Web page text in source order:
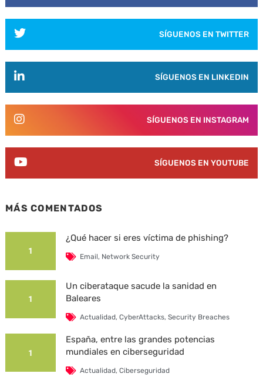
SÍGUENOS EN TWITTER
SÍGUENOS EN LINKEDIN
SÍGUENOS EN INSTAGRAM
SÍGUENOS EN YOUTUBE
MÁS COMENTADOS
1
¿Qué hacer si eres víctima de phishing?
Email, Network Security
1
Un ciberataque sacude la sanidad en
Baleares
Actualidad,CyberAttacks,Security Breaches
1
España, entre las grandes potencias
mundiales en ciberseguridad
Actualidad,Ciberseguridad